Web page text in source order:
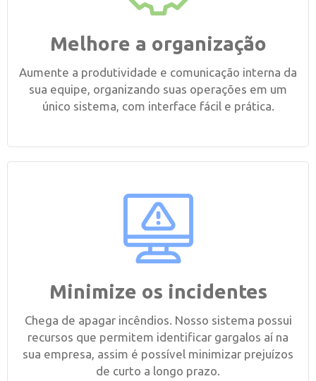
Melhore a organização
Aumente a produtividade e comunicação interna da
sua equipe, organizando suas operações em um
único sistema, com interface fácil e prática.
Minimize os incidentes
Chega de apagar incêndios. Nosso sistema possui
recursos que permitem identificar gargalos aí na
sua empresa, assim é possível minimizar prejuízos
de curto a longo prazo.